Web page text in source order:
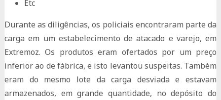
Etc
Durante as diligências, os policiais encontraram parte da
carga em um estabelecimento de atacado e varejo, em
Extremoz. Os produtos eram ofertados por um preço
inferior ao de fábrica, e isto levantou suspeitas. Também
eram do mesmo lote da carga desviada e estavam
armazenados, em grande quantidade, no depósito do